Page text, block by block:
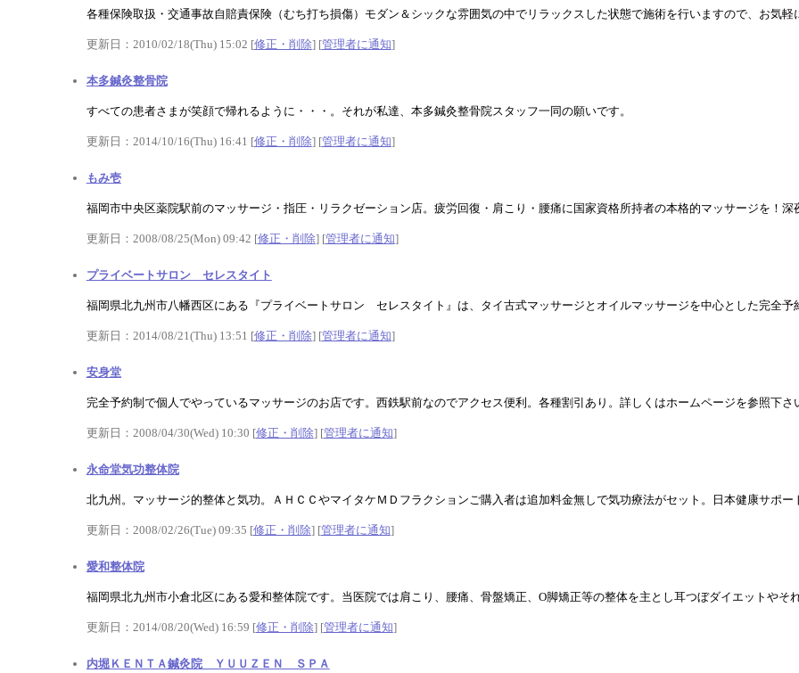
各種保険取扱・交通事故自賠責保険（むち打ち損傷）モダン＆シックな雰囲気の中でリラックスした状態で施術を行いますので、お気軽
更新日：2010/02/18(Thu) 15:02 [修正・削除] [管理者に通知]
本多鍼灸整骨院
すべての患者さまが笑顔で帰れるように・・・。それが私達、本多鍼灸整骨院スタッフ一同の願いです。
更新日：2014/10/16(Thu) 16:41 [修正・削除] [管理者に通知]
もみ壱
福岡市中央区薬院駅前のマッサージ・指圧・リラクゼーション店。疲労回復・肩こり・腰痛に国家資格所持者の本格的マッサージを！深
更新日：2008/08/25(Mon) 09:42 [修正・削除] [管理者に通知]
プライベートサロン セレスタイト
福岡県北九州市八幡西区にある『プライベートサロン セレスタイト』は、タイ古式マッサージとオイルマッサージを中心とした完全予
更新日：2014/08/21(Thu) 13:51 [修正・削除] [管理者に通知]
安身堂
完全予約制で個人でやっているマッサージのお店です。西鉄駅前なのでアクセス便利。各種割引あり。詳しくはホームページを参照下さ
更新日：2008/04/30(Wed) 10:30 [修正・削除] [管理者に通知]
永命堂気功整体院
北九州。マッサージ的整体と気功。ＡＨＣＣやマイタケＭＤフラクションご購入者は追加料金無しで気功療法がセット。日本健康サポー
更新日：2008/02/26(Tue) 09:35 [修正・削除] [管理者に通知]
愛和整体院
福岡県北九州市小倉北区にある愛和整体院です。当医院では肩こり、腰痛、骨盤矯正、O脚矯正等の整体を主とし耳つぼダイエットやそ
更新日：2014/08/20(Wed) 16:59 [修正・削除] [管理者に通知]
内堀ＫＥＮＴＡ鍼灸院 ＹＵＵＺＥＮ ＳＰＡ